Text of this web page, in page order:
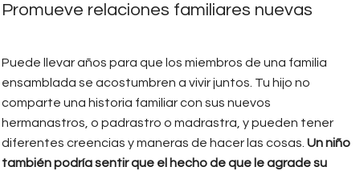
Promueve relaciones familiares nuevas
Puede llevar años para que los miembros de una familia
ensamblada se acostumbren a vivir juntos. Tu hijo no
comparte una historia familiar con sus nuevos
hermanastros, o padrastro o madrastra, y pueden tener
diferentes creencias y maneras de hacer las cosas. Un niño
también podría sentir que el hecho de que le agrade su